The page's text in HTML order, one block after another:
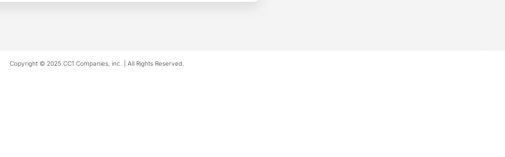
Copyright © 2025 CC1 Companies, inc. | All Rights Reserved.